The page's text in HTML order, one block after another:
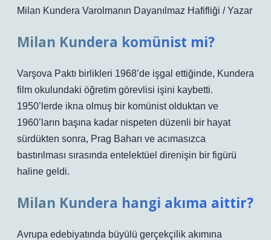
Milan Kundera Varolmanın Dayanılmaz Hafifliği / Yazar
Milan Kundera komünist mi?
Varşova Paktı birlikleri 1968’de işgal ettiğinde, Kundera
film okulundaki öğretim görevlisi işini kaybetti.
1950’lerde ikna olmuş bir komünist olduktan ve
1960’ların başına kadar nispeten düzenli bir hayat
sürdükten sonra, Prag Baharı ve acımasızca
bastırılması sırasında entelektüel direnişin bir figürü
haline geldi.
Milan Kundera hangi akıma aittir?
Avrupa edebiyatında büyülü gerçekçilik akımına